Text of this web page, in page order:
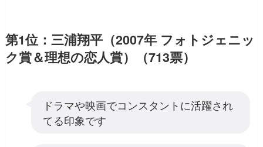
第1位：三浦翔平（2007年 フォトジェニッ
ク賞＆理想の恋人賞）（713票）
ドラマや映画でコンスタントに活躍され
てる印象です